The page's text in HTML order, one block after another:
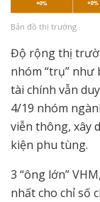
Bản đồ thị trường
Độ rộng thị
nhóm “trụ” như
tài chính vẫn
4/19 nhóm
viễn thông, xây
kiện phu tùng.
3 “ông lớn”
nhất cho chỉ số